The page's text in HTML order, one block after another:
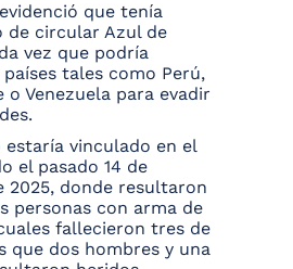
que tenía
de circular Azul de
vez que podría
tales como Perú,
o Venezuela para evadir
estaría vinculado en el
el pasado 14 de
2025, donde resultaron
personas con arma de
fallecieron tres de
que dos hombres y una